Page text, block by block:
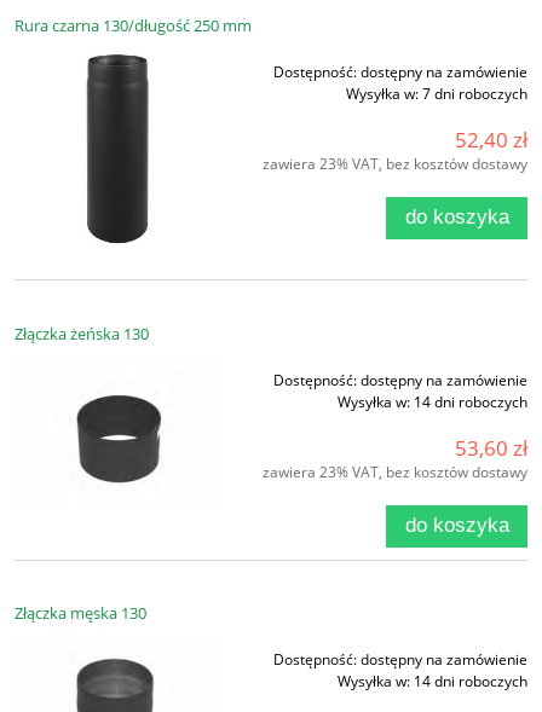
Rura czarna 130/długość 250 mm
Dostępność:dostępny na zamówienie
Wysyłka w:7 dni roboczych
52,40 zł
zawiera 23% VAT, bez kosztów dostawy
do koszyka
Złączka żeńska 130
Dostępność:dostępny na zamówienie
Wysyłka w: 14 dni roboczych
53,60 zł
zawiera 23% VAT, bez kosztów dostawy
do koszyka
Złączka męska 130
Dostępność:dostępny na zamówienie
Wysyłka w: 14 dni roboczych